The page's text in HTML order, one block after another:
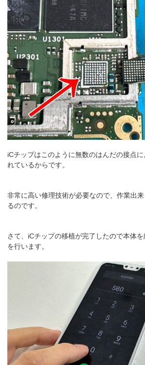
iCチップはこのように無数のはんだの接点
れているからです。
非常に高い修理技術が必要なので、作業出
るのです。
さて、iCチップの移植が完了したので本体
を行います。